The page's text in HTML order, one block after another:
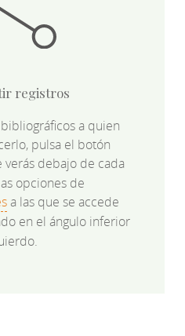
registros
a quien
pulsa el botón
verás debajo de cada
opciones de
a las que se accede
en el ángulo inferior